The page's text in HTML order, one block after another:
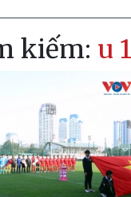
kiếm: u